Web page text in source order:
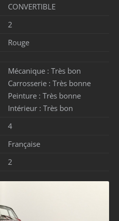
CONVERTIBLE
2
Rouge
Mécanique : Très bon
Carrosserie : Très bonne
Peinture : Très bonne
Intérieur : Très bon
4
Française
2